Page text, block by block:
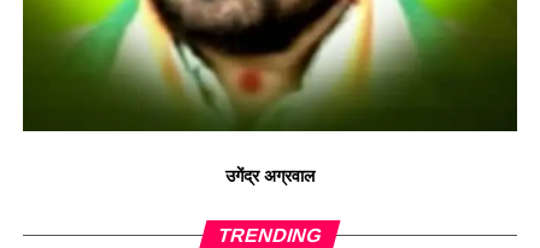
उगेंद्र अग्रवाल
TRENDING